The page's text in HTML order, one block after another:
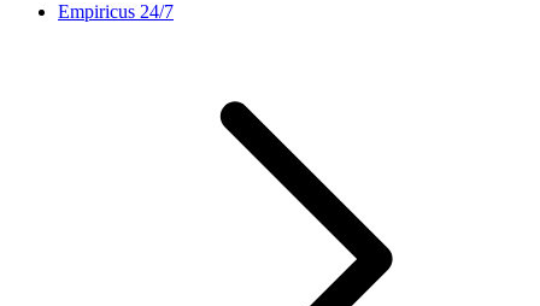
Empiricus 24/7